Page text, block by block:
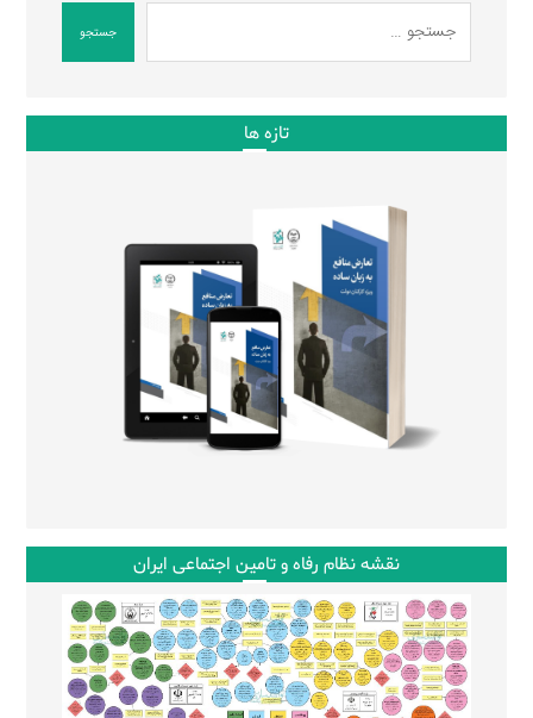
جستجو
تازه ها
نقشه نظام رفاه و تامین اجتماعی ایران